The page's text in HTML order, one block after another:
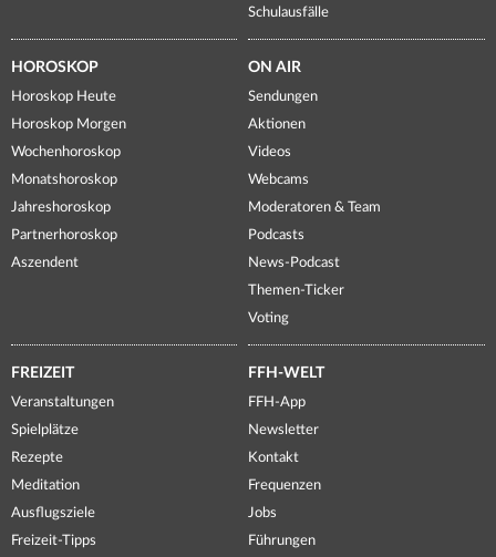
Schulausfälle
HOROSKOP
Horoskop Heute
Horoskop Morgen
Wochenhoroskop
Monatshoroskop
Jahreshoroskop
Partnerhoroskop
Aszendent
ON AIR
Sendungen
Aktionen
Videos
Webcams
Moderatoren & Team
Podcasts
News-Podcast
Themen-Ticker
Voting
FREIZEIT
Veranstaltungen
Spielplätze
Rezepte
Meditation
Ausflugsziele
Freizeit-Tipps
FFH-WELT
FFH-App
Newsletter
Kontakt
Frequenzen
Jobs
Führungen